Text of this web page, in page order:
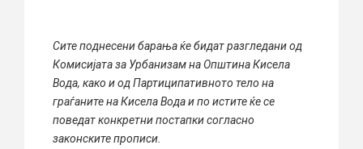
Сите поднесени барања ќе бидат разгледани од
Комисијата за Урбанизам на Општина Кисела
Вода, како и од Партиципативното тело на
граѓаните на Кисела Вода и по истите ќе се
поведат конкретни постапки согласно
законските прописи.